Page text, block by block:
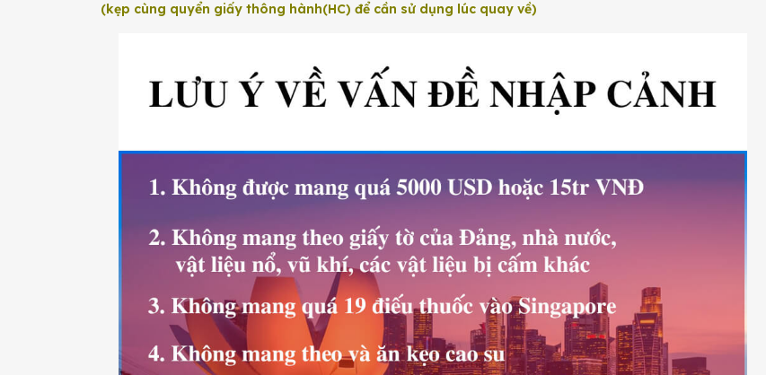
(kẹp cùng quyển giấy thông hành(HC) để cần sử dụng lúc quay về)